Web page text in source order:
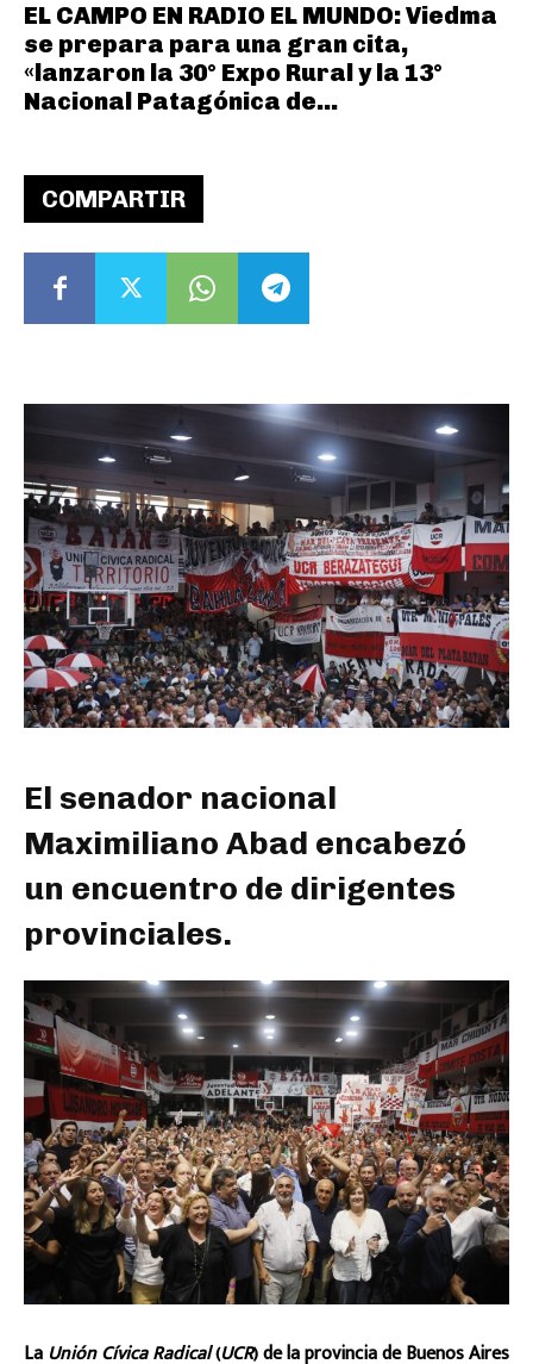
COMPARTIR
El senador nacional
Maximiliano Abad encabezó
un encuentro de dirigentes
provinciales.
La Unión Cívica Radical(UCR) de la provincia de Buenos Aires
EL CAMPO EN RADIO EL MUNDO: Viedma
se prepara para una gran cita,
«lanzaron la 30° Expo Rural y la 13°
Nacional Patagónica de...